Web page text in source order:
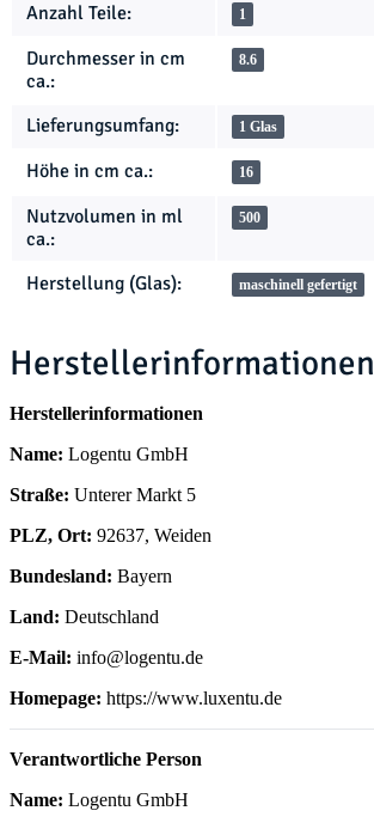
Anzahl Teile: 1
Durchmesser in cm
ca.:
8.6
Lieferungsumfang: 1 Glas
Höhe in cm ca.: 16
Nutzvolumen in ml
ca.:
500
Herstellung (Glas): maschinell gefertigt
Herstellerinformationen
Herstellerinformationen
Name: Logentu GmbH
Straße: Unterer Markt 5
PLZ, Ort: 92637, Weiden
Bundesland: Bayern
Land: Deutschland
E-Mail: info@logentu.de
Homepage: https://www.luxentu.de
Verantwortliche Person
Name: Logentu GmbH